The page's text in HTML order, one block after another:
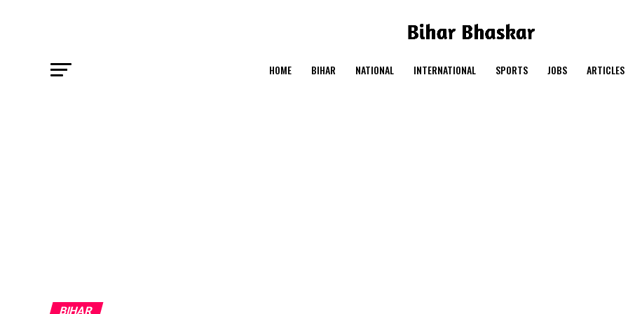
HOME BIHAR NATIONAL INTERNATIONAL SPORTS JOBS ARTICLES
BIHAR